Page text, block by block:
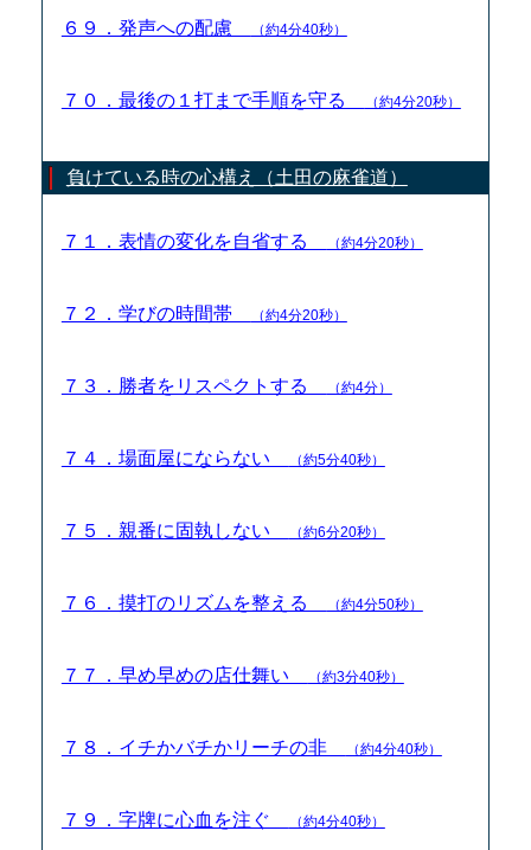
６９．発声への配慮 （約4分40秒）
７０．最後の１打まで手順を守る （約4分20秒）
負けている時の心構え（土田の麻雀道）
７１．表情の変化を自省する （約4分20秒）
７２．学びの時間帯 （約4分20秒）
７３．勝者をリスペクトする （約4分）
７４．場面屋にならない （約5分40秒）
７５．親番に固執しない （約6分20秒）
７６．摸打のリズムを整える （約4分50秒）
７７．早め早めの店仕舞い （約3分40秒）
７８．イチかバチかリーチの非 （約4分40秒）
７９．字牌に心血を注ぐ （約4分40秒）